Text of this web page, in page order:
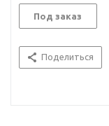
Под заказ
Поделиться